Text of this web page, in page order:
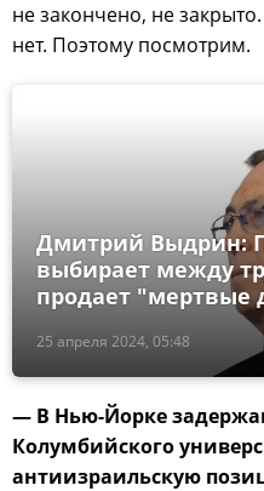
не закончено, не
нет. Поэтому посмотрим.
25 апреля 2024, 05:48
Дмитрий Выдрин:
выбирает между
продает
— В Нью-Йорке
Колумбийского
антиизраильскую